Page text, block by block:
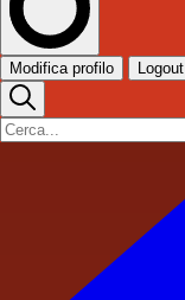
Modifica profilo Logout